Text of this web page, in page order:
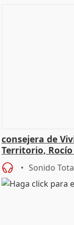
consejera de
Territorio, Rocío
Sonido